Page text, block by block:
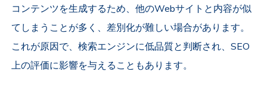
コンテンツを生成するため、他のWebサイトと内容が似
てしまうことが多く、差別化が難しい場合があります。
これが原因で、検索エンジンに低品質と判断され、SEO
上の評価に影響を与えることもあります。